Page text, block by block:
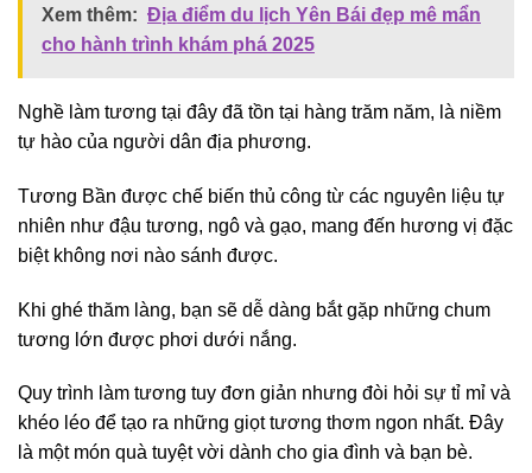
Xem thêm: Địa điểm du lịch Yên Bái đẹp mê mẩn
cho hành trình khám phá 2025
Nghề làm tương tại đây đã tồn tại hàng trăm năm, là niềm
tự hào của người dân địa phương.
Tương Bần được chế biến thủ công từ các nguyên liệu tự
nhiên như đậu tương, ngô và gạo, mang đến hương vị đặc
biệt không nơi nào sánh được.
Khi ghé thăm làng, bạn sẽ dễ dàng bắt gặp những chum
tương lớn được phơi dưới nắng.
Quy trình làm tương tuy đơn giản nhưng đòi hỏi sự tỉ mỉ và
khéo léo để tạo ra những giọt tương thơm ngon nhất. Đây
là một món quà tuyệt vời dành cho gia đình và bạn bè.